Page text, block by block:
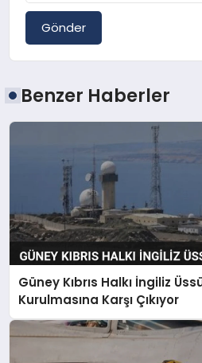
Gönder
Benzer Haberler
Güney Kıbrıs Halkı İngiliz
Kurulmasına Karşı Çıkıyor